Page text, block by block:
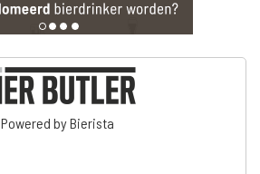
Powered by Bierista